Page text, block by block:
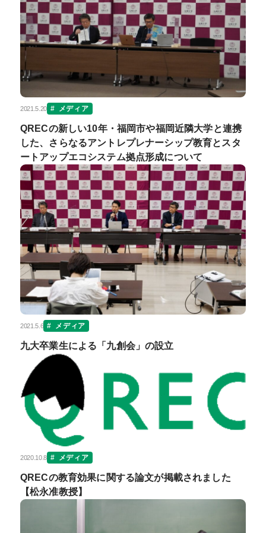
2021.5.20 メディア
QRECの新しい10年・福岡市や福岡近隣大学と連携
した、さらなるアントレプレナーシップ教育とスタ
ートアップエコシステム拠点形成について
2021.5.6 メディア
九大卒業生による「九創会」の設立
2020.10.8 メディア
QRECの教育効果に関する論文が掲載されました
【松永准教授】